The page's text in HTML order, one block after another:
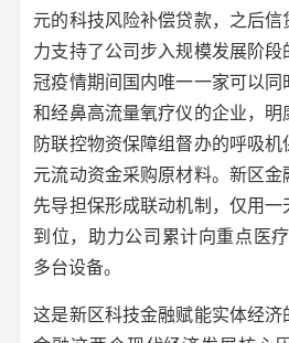
元的科技风险补偿贷款，之后
力支持了公司步入规模发展阶
冠疫情期间国内唯一一家可以
和经鼻高流量氧疗仪的企业，
防联控物资保障组督办的呼吸
元流动资金采购原材料。新区金
先导担保形成联动机制，仅用
到位，助力公司累计向重点医
多台设备。
这是新区科技金融赋能实体经